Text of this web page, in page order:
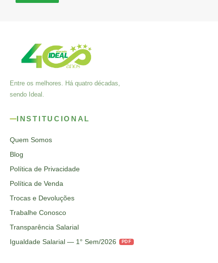
Entre os melhores. Há quatro décadas,
sendo Ideal.
INSTITUCIONAL
Quem Somos
Blog
Política de Privacidade
Política de Venda
Trocas e Devoluções
Trabalhe Conosco
Transparência Salarial
Igualdade Salarial — 1° Sem/2026
PDF